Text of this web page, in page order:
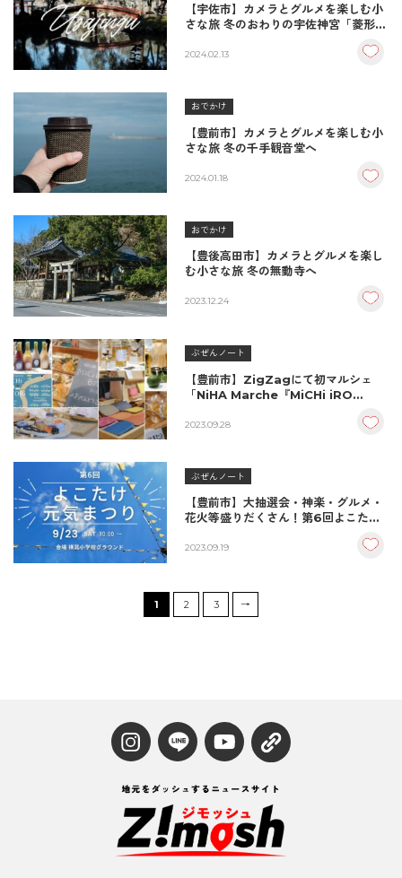
【宇佐市】カメラとグルメを楽しむ小
さな旅 冬のおわりの宇佐神宮「菱形
2024.02.13
おでかけ
【豊前市】カメラとグルメを楽しむ小
さな旅 冬の千手観音堂へ
2024.01.18
おでかけ
【豊後高田市】カメラとグルメを楽し
む小さな旅 冬の無動寺へ
2023.12.24
ぶぜんノート
【豊前市】ZigZagにて初マルシェ
「NiHA Marche『MiCHi iRO
2023.09.28
ぶぜんノート
【豊前市】大抽選会・神楽・グルメ・
花火等盛りだくさん！第6回よこたけ
2023.09.19
1 2 3 →